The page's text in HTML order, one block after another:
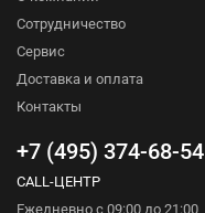
Сотрудничество
Сервис
Доставка и оплата
Контакты
+7 (495) 374-68-54
CALL-ЦЕНТР
Ежедневно с 09:00 до 21:00